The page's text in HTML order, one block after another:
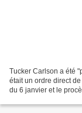
Tucker Carlson a été
était un ordre direct
du 6 janvier et le